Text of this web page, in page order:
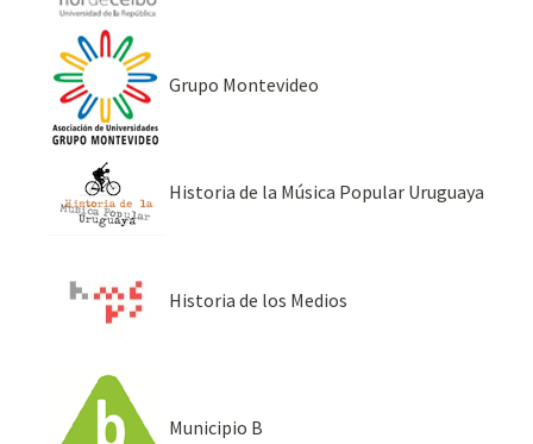
Grupo Montevideo
Historia de la Música Popular Uruguaya
Historia de los Medios
Municipio B